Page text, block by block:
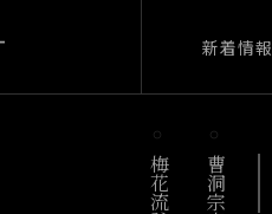
新着情報